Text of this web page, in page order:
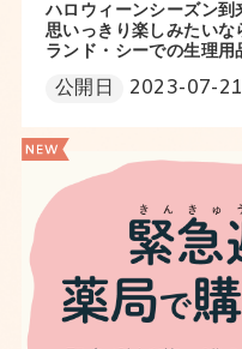
ハロウィーンシーズン
思いっきり楽しみたい
ランド・シーでの生理用
公開日 2023-07-21